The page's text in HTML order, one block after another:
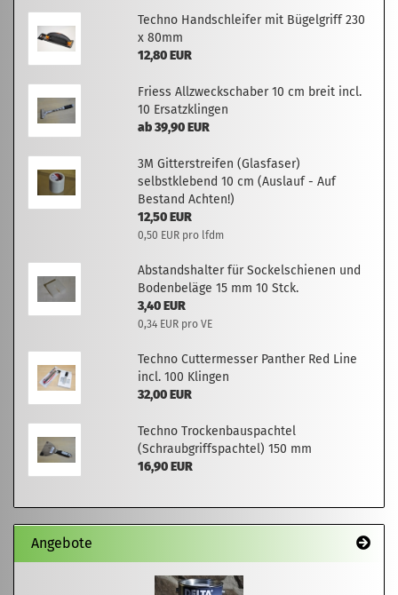
Techno Handschleifer mit Bügelgriff 230
x 80mm
12,80 EUR
Friess Allzweckschaber 10 cm breit incl.
10 Ersatzklingen
ab 39,90 EUR
3M Gitterstreifen (Glasfaser)
selbstklebend 10 cm (Auslauf - Auf
Bestand Achten!)
12,50 EUR
0,50 EUR pro lfdm
Abstandshalter für Sockelschienen und
Bodenbeläge 15 mm 10 Stck.
3,40 EUR
0,34 EUR pro VE
Techno Cuttermesser Panther Red Line
incl. 100 Klingen
32,00 EUR
Techno Trockenbauspachtel
(Schraubgriffspachtel) 150 mm
16,90 EUR
Angebote